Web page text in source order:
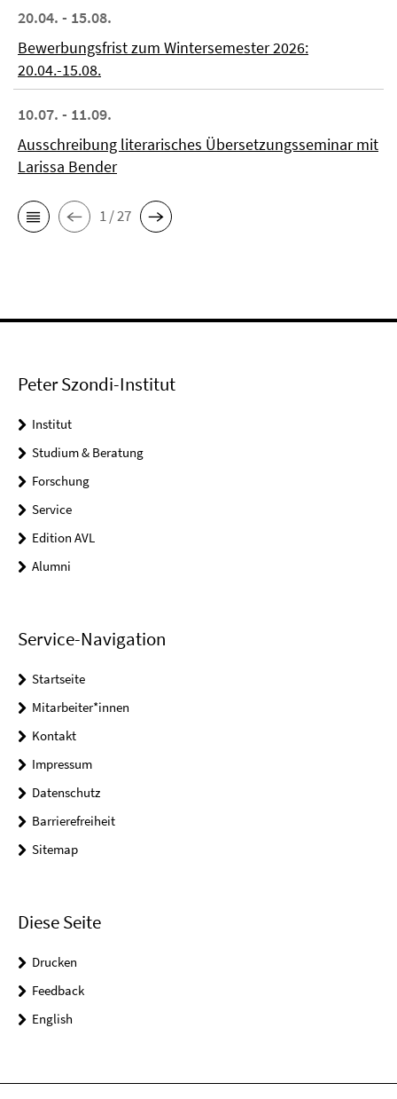
20.04. - 15.08.
Bewerbungsfrist zum Wintersemester 2026:
20.04.-15.08.
10.07. - 11.09.
Ausschreibung literarisches Übersetzungsseminar mit
Larissa Bender
1 / 27
Peter Szondi-Institut
Institut
Studium & Beratung
Forschung
Service
Edition AVL
Alumni
Service-Navigation
Startseite
Mitarbeiter*innen
Kontakt
Impressum
Datenschutz
Barrierefreiheit
Sitemap
Diese Seite
Drucken
Feedback
English